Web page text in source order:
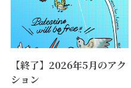
【終了】2026年5月のアク
ション